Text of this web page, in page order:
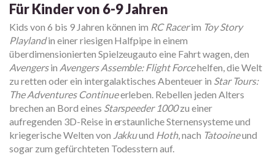
Für Kinder von 6-9 Jahren
Kids von 6 bis 9 Jahren können im RC Racerim Toy Story
Playlandin einer riesigen Halfpipe in einem
überdimensionierten Spielzeugauto eine Fahrt wagen, den
Avengersin Avengers Assemble: Flight Forcehelfen, die Welt
zu retten oder ein intergalaktisches Abenteuer in Star Tours:
The Adventures Continueerleben. Rebellen jeden Alters
brechen an Bord eines Starspeeder 1000zu einer
aufregenden 3D-Reise in erstaunliche Sternensysteme und
kriegerische Welten von Jakkuund Hoth, nach Tatooineund
sogar zum gefürchteten Todesstern auf.